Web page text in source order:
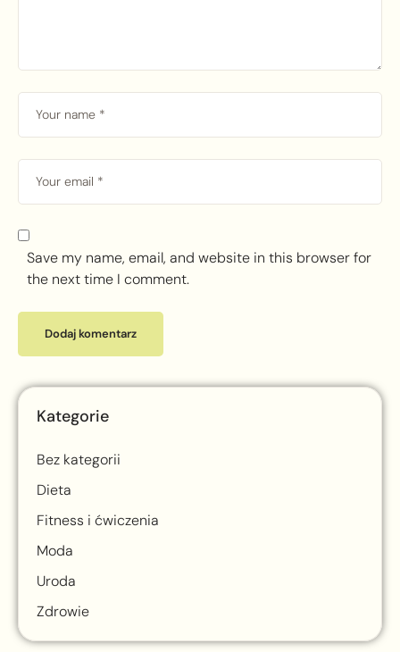
Save my name, email, and website in this browser for
the next time I comment.
Kategorie
Bez kategorii
Dieta
Fitness i ćwiczenia
Moda
Uroda
Zdrowie